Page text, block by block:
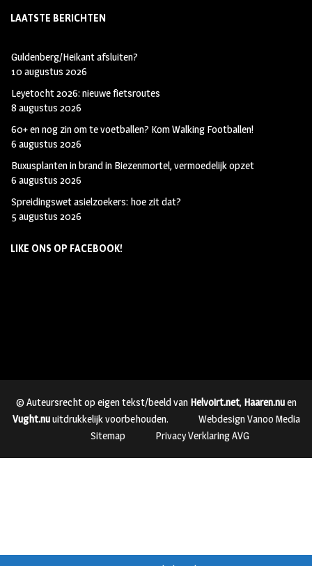
LAATSTE BERICHTEN
Guldenberg/Heikant afsluiten?
10 augustus 2026
Leyetocht 2026: nieuwe fietsroutes
8 augustus 2026
60+ en nog zin om te voetballen? Kom Walking Footballen!
6 augustus 2026
Buxusplanten in brand in Biezenmortel, vermoedelijk opzet
6 augustus 2026
Spreidingswet asielzoekers: hoe zit dat?
5 augustus 2026
LIKE ONS OP FACEBOOK!
© Auteursrecht op eigen tekst/beeld van Helvoirt.net, Haaren.nuen
Vught.nuuitdrukkelijk voorbehouden.
Webdesign Vanoo Media
Sitemap
Privacy Verklaring AVG